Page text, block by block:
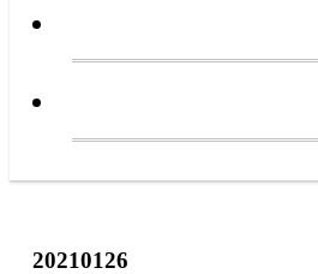
20210126